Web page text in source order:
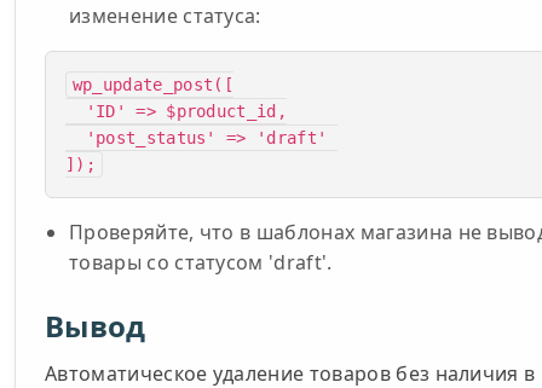
изменение статуса:
wp_update_post([
]);
Проверяйте, что в шаблонах магазина не
товары со статусом 'draft'.
Вывод
Автоматическое удаление товаров без наличия в